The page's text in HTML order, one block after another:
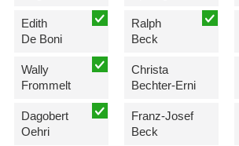
Edith
De Boni
Wally
Frommelt
Dagobert
Oehri
Ralph
Beck
Christa
Bechter-Erni
Franz-Josef
Beck